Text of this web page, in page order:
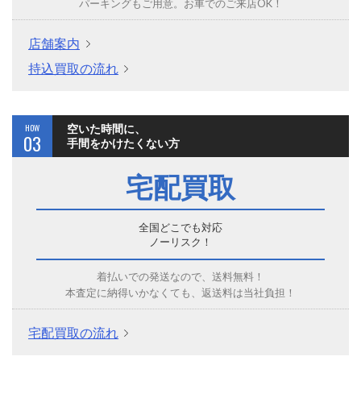
パーキングもご用意。お車でのご来店OK！
店舗案内
持込買取の流れ
HOW
03
空いた時間に、
手間をかけたくない方
宅配買取
全国どこでも対応
ノーリスク！
着払いでの発送なので、送料無料！
本査定に納得いかなくても、返送料は当社負担！
宅配買取の流れ